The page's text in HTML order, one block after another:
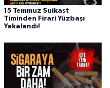
15 Temmuz Suikast
Timinden Firari Yüzbaşı
Yakalandı!